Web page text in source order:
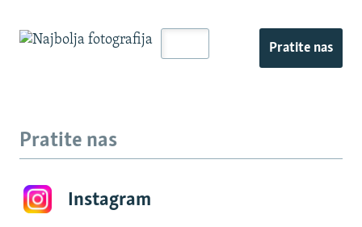
Pratite nas
Pratite nas
Instagram